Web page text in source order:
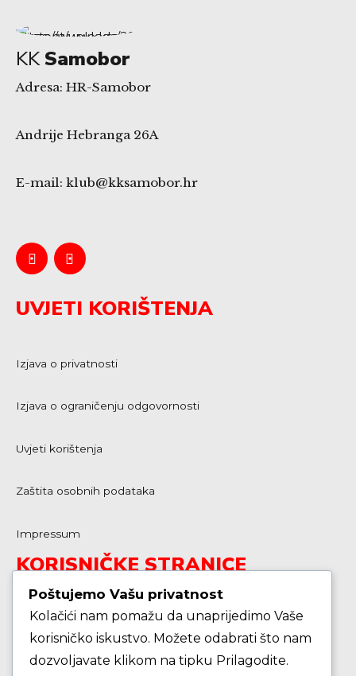
KKSamobor
Adresa: HR-Samobor
Andrije Hebranga 26A
E-mail: klub@kksamobor.hr
UVJETI KORIŠTENJA
Izjava o privatnosti
Izjava o ograničenju odgovornosti
Uvjeti korištenja
Zaštita osobnih podataka
Impressum
KORISNIČKE STRANICE
Škola košarke
Zašto je dobro upisati dijete na košarku?
Poštujemo Vašu privatnost
Kolačići nam pomažu da unaprijedimo Vaše
korisničko iskustvo. Možete odabrati što nam
dozvoljavate klikom na tipku Prilagodite.